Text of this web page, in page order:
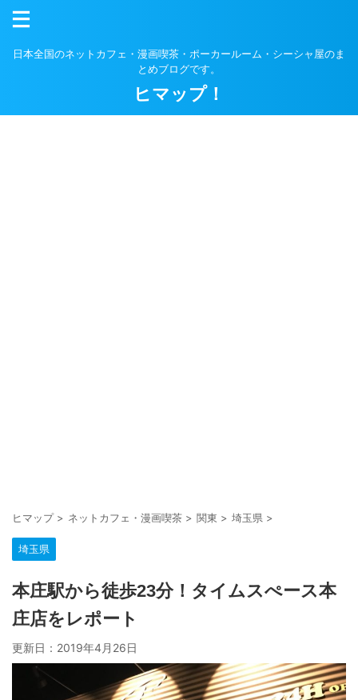
日本全国のネットカフェ・漫画喫茶・ポーカールーム・シーシャ屋のま
とめブログです。
ヒマップ！
ヒマップ> ネットカフェ・漫画喫茶 > 関東 > 埼玉県 >
埼玉県
本庄駅から徒歩23分！タイムスぺース本
庄店をレポート
更新日： 2019年4月26日